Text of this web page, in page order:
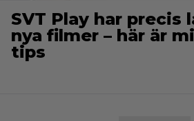
SVT Play har precis
nya filmer – här är
tips